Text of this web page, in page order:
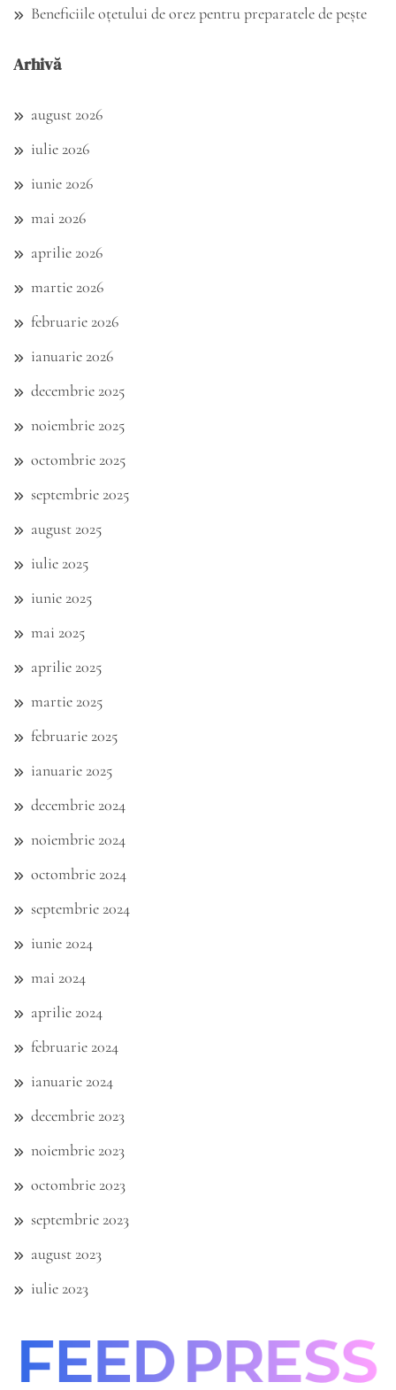
Beneficiile oțetului de orez pentru preparatele de pește
Arhivă
august 2026
iulie 2026
iunie 2026
mai 2026
aprilie 2026
martie 2026
februarie 2026
ianuarie 2026
decembrie 2025
noiembrie 2025
octombrie 2025
septembrie 2025
august 2025
iulie 2025
iunie 2025
mai 2025
aprilie 2025
martie 2025
februarie 2025
ianuarie 2025
decembrie 2024
noiembrie 2024
octombrie 2024
septembrie 2024
iunie 2024
mai 2024
aprilie 2024
februarie 2024
ianuarie 2024
decembrie 2023
noiembrie 2023
octombrie 2023
septembrie 2023
august 2023
iulie 2023